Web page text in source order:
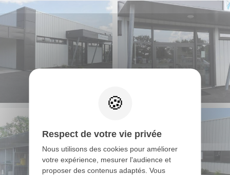
Respect de votre vie privée
Nous utilisons des cookies pour améliorer
votre expérience, mesurer l'audience et
proposer des contenus adaptés. Vous